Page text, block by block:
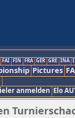
FAI FIN FRA GER GRE INA
Pictures
anmelden Elo